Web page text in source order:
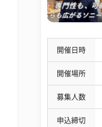
開催日時
開催場所
募集人数
申込締切